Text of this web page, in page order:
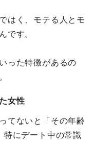
はく、モテる人とモ
です。
った特徴があるの
女性
てないと「その年齢
特にデート中の常識